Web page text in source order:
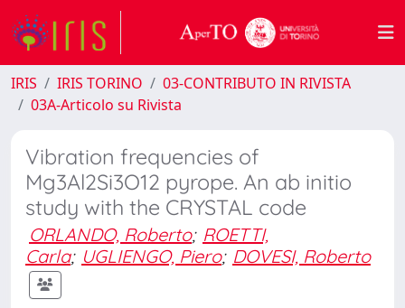
IRIS IRIS TORINO
03-CONTRIBUTO IN RIVISTA
03A-Articolo su Rivista
Vibration frequencies of
Mg3Al2Si3O12 pyrope. An ab initio
study with the CRYSTAL code
ORLANDO, Roberto; ROETTI,
Carla; UGLIENGO, Piero; DOVESI, Roberto